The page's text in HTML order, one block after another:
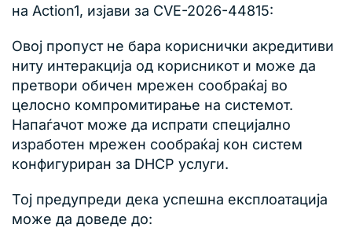
на Action1, изјави за CVE-2026-44815:
Овој пропуст не бара кориснички акредитиви
ниту интеракција од корисникот и може да
претвори обичен мрежен сообраќај во
целосно компромитирање на системот.
Напаѓачот може да испрати специјално
изработен мрежен сообраќај кон систем
конфигуриран за DHCP услуги.
Тој предупреди дека успешна експлоатација
може да доведе до: